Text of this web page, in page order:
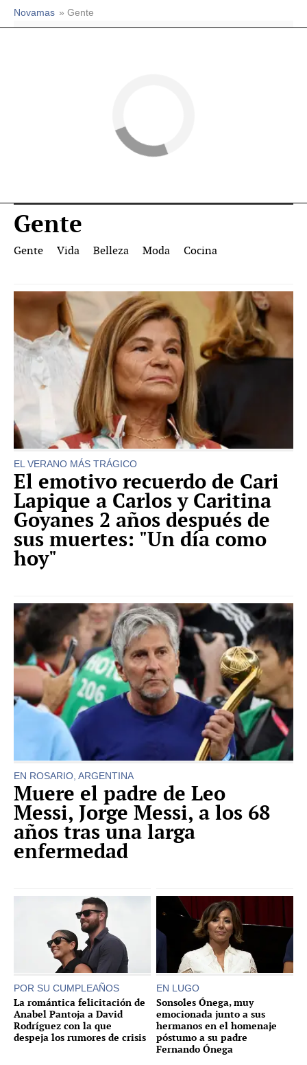
Novamas » Gente
Gente
Gente Vida Belleza Moda Cocina
EL VERANO MÁS TRÁGICO
El emotivo recuerdo de Cari
Lapique a Carlos y Caritina
Goyanes 2 años después de
sus muertes: "Un día como
hoy"
EN ROSARIO, ARGENTINA
Muere el padre de Leo
Messi, Jorge Messi, a los 68
años tras una larga
enfermedad
POR SU CUMPLEAÑOS
La romántica felicitación de
Anabel Pantoja a David
Rodríguez con la que
despeja los rumores de crisis
EN LUGO
Sonsoles Ónega, muy
emocionada junto a sus
hermanos en el homenaje
póstumo a su padre
Fernando Ónega